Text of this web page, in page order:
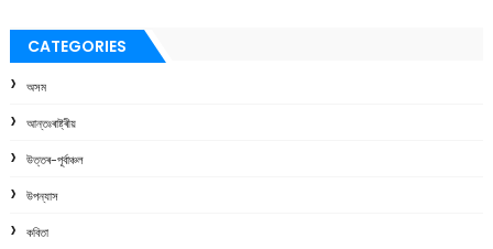
CATEGORIES
অসম
আন্তঃৰাষ্ট্ৰীয়
উত্তৰ-পূৰ্বাঞ্চল
উপন্যাস
কবিতা